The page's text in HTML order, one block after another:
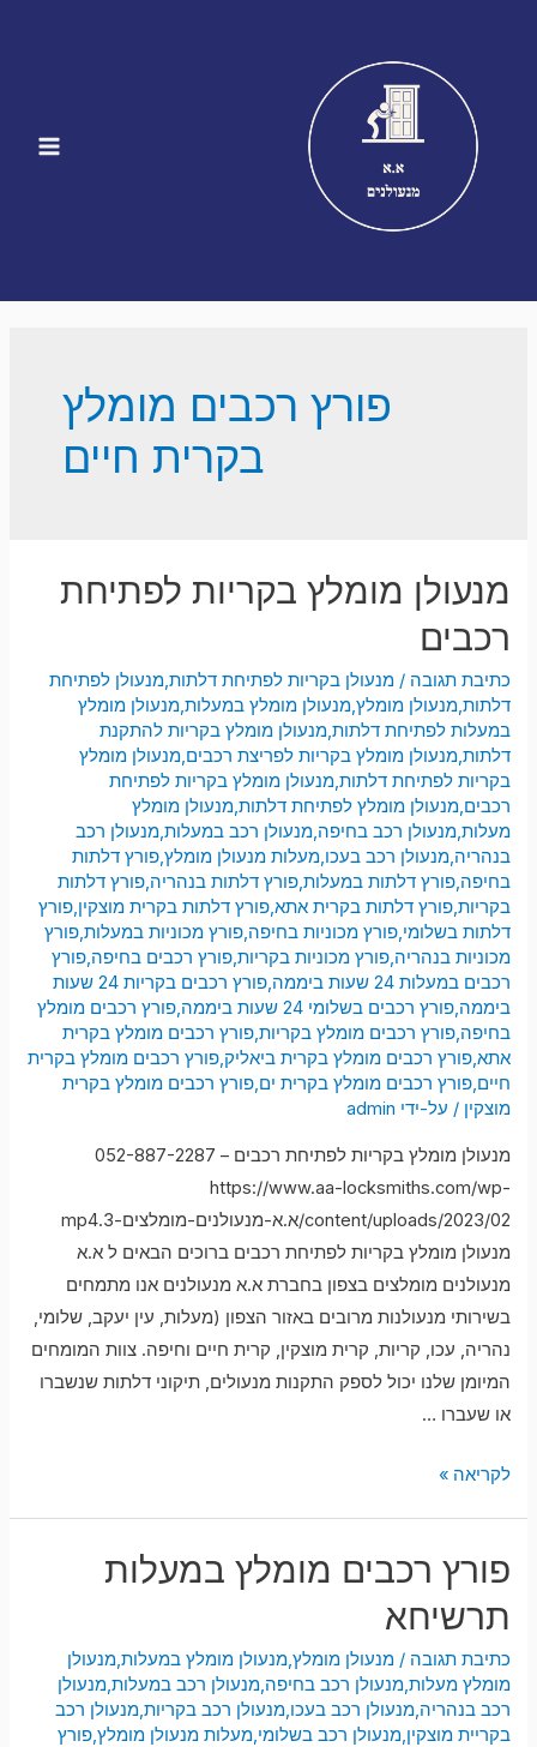
פורץ רכבים מומלץ
בקרית חיים
מנעולן מומלץ בקריות לפתיחת
רכבים
כתיבת תגובה /מנעולן בקריות לפתיחת דלתות,מנעולן לפתיחת
דלתות,מנעולן מומלץ,מנעולן מומלץ במעלות,מנעולן מומלץ
במעלות לפתיחת דלתות,מנעולן מומלץ בקריות להתקנת
דלתות,מנעולן מומלץ בקריות לפריצת רכבים,מנעולן מומלץ
בקריות לפתיחת דלתות,מנעולן מומלץ בקריות לפתיחת
רכבים,מנעולן מומלץ לפתיחת דלתות,מנעולן מומלץ
מעלות,מנעולן רכב בחיפה,מנעולן רכב במעלות,מנעולן רכב
בנהריה,מנעולן רכב בעכו,מעלות מנעולן מומלץ,פורץ דלתות
בחיפה,פורץ דלתות במעלות,פורץ דלתות בנהריה,פורץ דלתות
בקריות,פורץ דלתות בקרית אתא,פורץ דלתות בקרית מוצקין,פורץ
דלתות בשלומי,פורץ מכוניות בחיפה,פורץ מכוניות במעלות,פורץ
מכוניות בנהריה,פורץ מכוניות בקריות,פורץ רכבים בחיפה,פורץ
רכבים במעלות 24 שעות ביממה
,
פורץ רכבים בקריות 24 שעות
ביממה,פורץ רכבים בשלומי 24 שעות ביממה ,פורץ רכבים מומלץ
בחיפה,פורץ רכבים מומלץ בקריות,פורץ רכבים מומלץ בקרית
אתא,פורץ רכבים מומלץ בקרית ביאליק,פורץ רכבים מומלץ בקרית
חיים,פורץ רכבים מומלץ בקרית ים,פורץ רכבים מומלץ בקרית
מוצקין / על-ידי admin
מנעולן מומלץ בקריות לפתיחת רכבים – 052-887-2287
https://www.aa-locksmiths.com/wp-
content/uploads/2023/02/א.א-מנעולנים-מומלצים-3.mp4
מנעולן מומלץ בקריות לפתיחת רכבים ברוכים הבאים ל א.א
מנעולנים מומלצים בצפון בחברת א.א מנעולנים אנו מתמחים
בשירותי מנעולנות מרובים באזור הצפון (מעלות, עין יעקב, שלומי,
נהריה, עכו, קריות, קרית מוצקין, קרית חיים וחיפה. צוות המומחים
המיומן שלנו יכול לספק התקנות מנעולים, תיקוני דלתות שנשברו
או שעברו …
מנעולן
לפתיחת
רכבים
לקריאה »
פורץ רכבים מומלץ במעלות
תרשיחא
כתיבת תגובה /מנעולן מומלץ,מנעולן מומלץ במעלות,מנעולן
מומלץ מעלות,מנעולן רכב בחיפה,מנעולן רכב במעלות,מנעולן
רכב בנהריה,מנעולן רכב בעכו,מנעולן רכב בקריות,מנעולן רכב
בקריית מוצקין,מנעולן רכב בשלומי,מעלות מנעולן מומלץ,פורץ